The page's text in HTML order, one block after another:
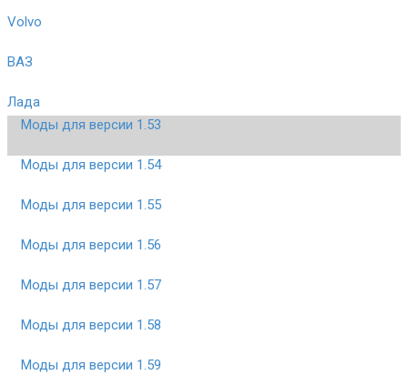
Volvo
ВАЗ
Лада
Моды для версии 1.53
Моды для версии 1.54
Моды для версии 1.55
Моды для версии 1.56
Моды для версии 1.57
Моды для версии 1.58
Моды для версии 1.59